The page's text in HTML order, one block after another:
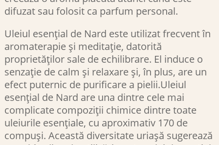
difuzat sau folosit ca parfum personal.
Uleiul esențial de Nard este utilizat frecvent în
aromaterapie și meditație, datorită
proprietăților sale de echilibrare. El induce o
senzație de calm și relaxare și, în plus, are un
efect puternic de purificare a pielii.Uleiul
esențial de Nard are una dintre cele mai
complicate compoziții chimice dintre toate
uleiurile esențiale, cu aproximativ 170 de
compuși. Această diversitate uriașă sugerează